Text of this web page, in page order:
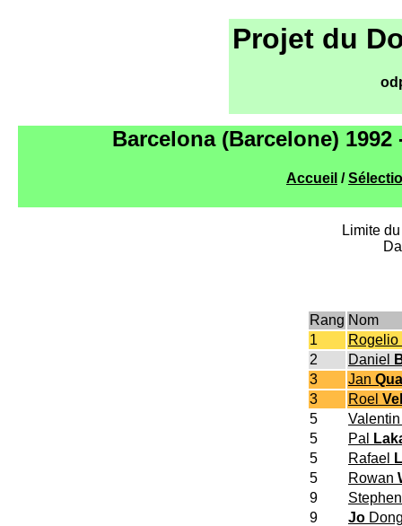
Projet du
Barcelona (Barcelone)
Accueil /
Limite
Rang Nom
1
Rogelio
2
Daniel
3
Jan
3
Roel
5
5
Pal
5
Rafael
5
Rowan
9
9
Jo